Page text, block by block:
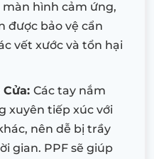
hình cảm ứng,
được bảo vệ cẩn
vết xước và tổn hại
Các tay nắm
xuyên tiếp xúc với
nên dễ bị trầy
gian. PPF sẽ giúp